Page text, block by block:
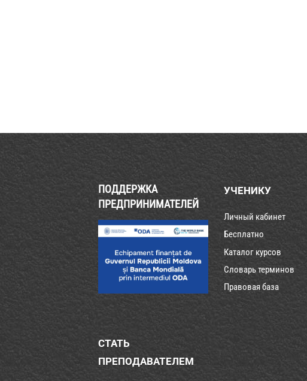
ПОДДЕРЖКА
ПРЕДПРИНИМАТЕЛЕЙ
УЧЕНИКУ
Личный кабинет
Бесплатно
Каталог курсов
Словарь терминов
Правовая база
СТАТЬ
ПРЕПОДАВАТЕЛЕМ